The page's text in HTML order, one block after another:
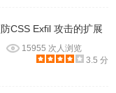
CSS Exfil 攻击的扩展
15955 次人浏览
3.5 分